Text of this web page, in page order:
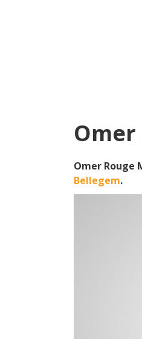
Omer
Omer Rouge
Bellegem.